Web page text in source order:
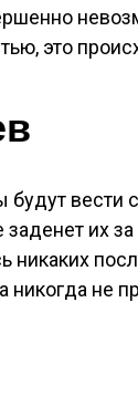
это
будут вести
заденет их
никаких
никогда не